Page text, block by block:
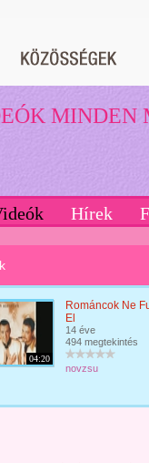
MINDEN
Hírek
04:20
Románcok Ne
El
14 éve
494 megtekintés
novzsu